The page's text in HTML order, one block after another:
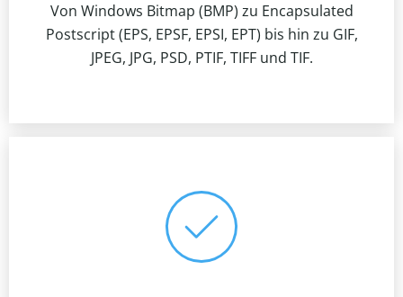
Von Windows Bitmap (BMP) zu Encapsulated
Postscript (EPS, EPSF, EPSI, EPT) bis hin zu GIF,
JPEG, JPG, PSD, PTIF, TIFF und TIF.